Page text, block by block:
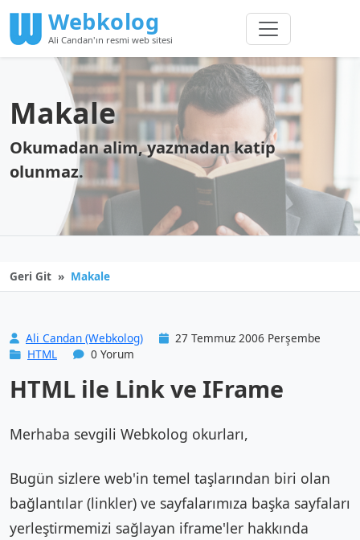
Webkolog
Ali Candan'ın resmi web sitesi
Makale
Okumadan alim, yazmadan katip
olunmaz.
Geri Git Makale
Ali Candan (Webkolog)
27 Temmuz 2006 Perşembe
HTML
0 Yorum
HTML ile Link ve IFrame
Merhaba sevgili Webkolog okurları,
Bugün sizlere web'in temel taşlarından biri olan
bağlantılar (linkler) ve sayfalarımıza başka sayfaları
yerleştirmemizi sağlayan iframe'ler hakkında